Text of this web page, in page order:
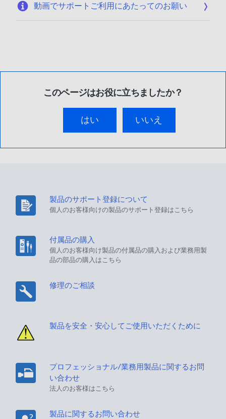
動画でサポートご利用にあたってのお願い
このページはお役に立ちましたか？
はい いいえ
製品のサポート登録について
個人のお客様向けの製品のサポート登録はこちら
付属品の購入
個人のお客様向け製品の付属品の購入および業務用製
品の部品の購入はこちら
修理のご相談
製品を安全・安心してご使用いただくために
プロフェッショナル/業務用製品に関するお問
い合わせ
法人のお客様はこちら
製品に関するお問い合わせ